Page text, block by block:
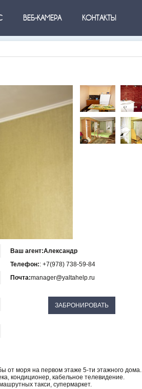
ВЕБ-КАМЕРА КОНТАКТЫ
Ваш агент:Александр
Телефон:: +7(978) 738-59-84
Почта:manager@yaltahelp.ru
от моря на первом этаже 5-ти этажного дома.
кондиционер, кабельное телевидение.
такси, супермаркет.